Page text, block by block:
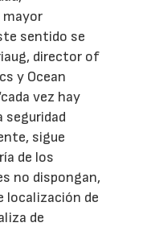
mayor
sentido se
director of
y Ocean
vez hay
seguridad
sigue
de los
no dispongan,
localización de
de